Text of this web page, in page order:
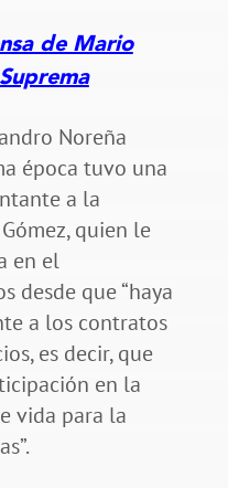
de Mario
Noreña
época tuvo una
a la
quien le
en el
desde que “haya
a los contratos
es decir, que
en la
vida para la